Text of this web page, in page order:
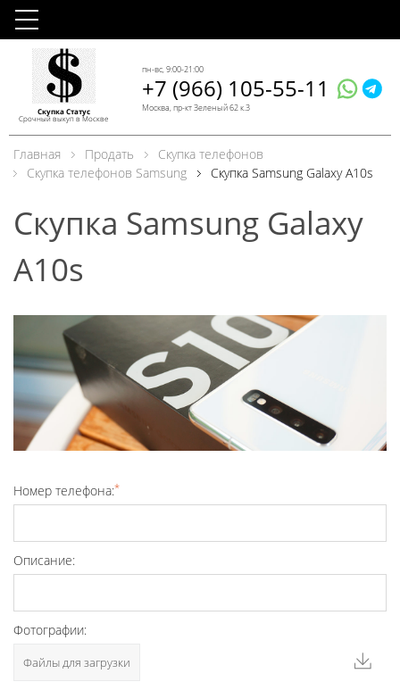
Скупка Статус
Срочный выкуп в Москве
пн-вс, 9:00-21:00
+7 (966) 105-55-11
Москва, пр-кт Зеленый 62 к.3
Главная Продать
Скупка телефонов
Скупка телефонов Samsung
Скупка Samsung Galaxy A10s
Скупка Samsung Galaxy
A10s
Номер телефона:*
Описание:
Фотографии:
Файлы для загрузки